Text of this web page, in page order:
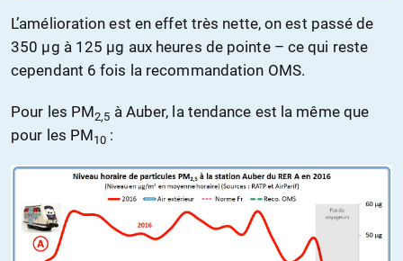
L’amélioration est en effet très nette, on est passé de
350 µg à 125 µg aux heures de pointe – ce qui reste
cependant 6 fois la recommandation OMS.
Pour les PM2,5 à Auber, la tendance est la même que
pour les PM10 :